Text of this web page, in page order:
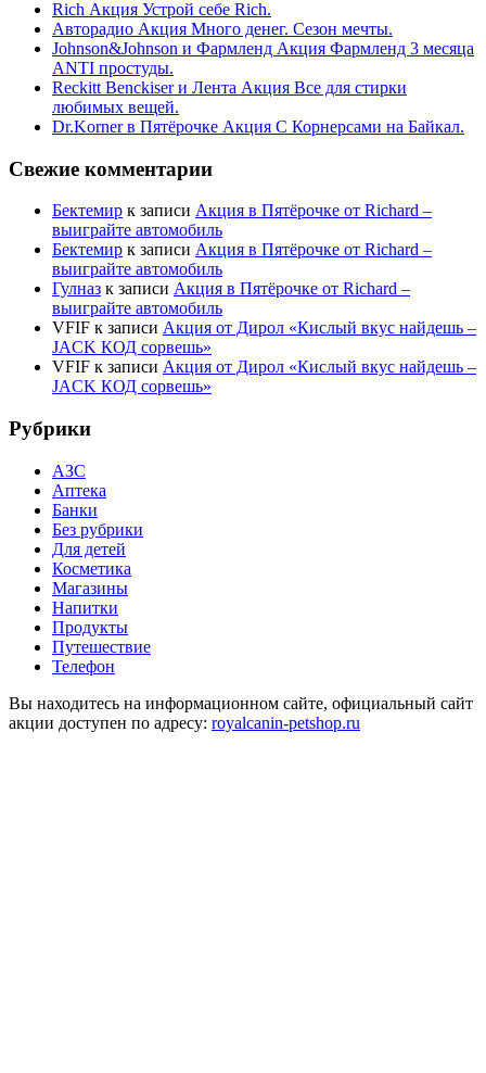
Rich Акция Устрой себе Rich.
Авторадио Акция Много денег. Сезон мечты.
Johnson&Johnson и Фармленд Акция Фармленд 3 месяца
ANTI простуды.
Reckitt Benckiser и Лента Акция Все для стирки
любимых вещей.
Dr.Korner в Пятёрочке Акция С Корнерсами на Байкал.
Свежие комментарии
Бектемир к записи Акция в Пятёрочке от Richard –
выиграйте автомобиль
Бектемир к записи Акция в Пятёрочке от Richard –
выиграйте автомобиль
Гулназ к записи Акция в Пятёрочке от Richard –
выиграйте автомобиль
VFIF к записи Акция от Дирол «Кислый вкус найдешь –
JACK КОД сорвешь»
VFIF к записи Акция от Дирол «Кислый вкус найдешь –
JACK КОД сорвешь»
Рубрики
АЗС
Аптека
Банки
Без рубрики
Для детей
Косметика
Магазины
Напитки
Продукты
Путешествие
Телефон
Вы находитесь на информационном сайте, официальный сайт
акции доступен по адресу: royalcanin-petshop.ru